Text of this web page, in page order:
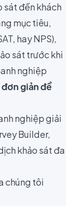
sát đến khách
mục tiêu,
, hayNPS),
sát trước khi
nghiệp
giản để
nghiệp giải
Builder,
khảo sát đa
chúng tôi